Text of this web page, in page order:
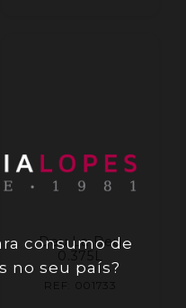
Deu La Deu
0.375L
REF: 001733
consumo de
no seu país?